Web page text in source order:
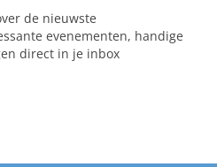
de nieuwste
evenementen, handige
direct in je inbox